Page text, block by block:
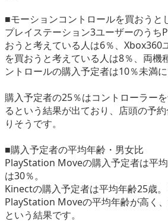
■モーションコントロールを買おうと
プレイステーション3ユーザーのう
おうと考えている人は6％、Xbox360
を買おうと考えている人は8％、両機
ントロールの購入予定者は10％未満に
購入予定者の25％はコントローラー
るという結果が出ており、店頭の予
りそうです。
■購入予定者の平均年齢・男女比
PlayStation Moveの購入予定者は平
は30％。
Kinectの購入予定者は平均年齢25歳。
PlayStation Moveの平均年齢が高く
という結果です。